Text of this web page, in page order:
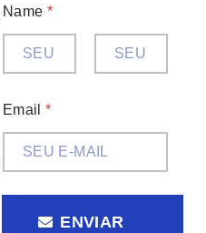
Name *
Email*
ENVIAR